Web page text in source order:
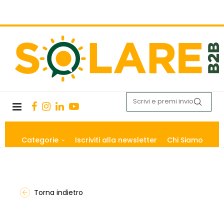
Categorie Iscriviti alla newsletter Chi Siamo
Torna indietro